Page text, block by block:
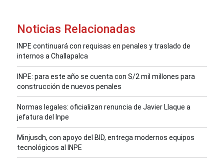
Noticias Relacionadas
INPE continuará con requisas en penales y traslado de
internos a Challapalca
INPE: para este año se cuenta con S/2 mil millones para
construcción de nuevos penales
Normas legales: oficializan renuncia de Javier Llaque a
jefatura del Inpe
Minjusdh, con apoyo del BID, entrega modernos equipos
tecnológicos al INPE